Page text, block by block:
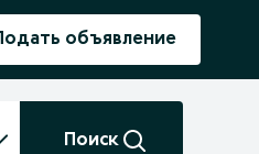
Подать объявление
Поиск